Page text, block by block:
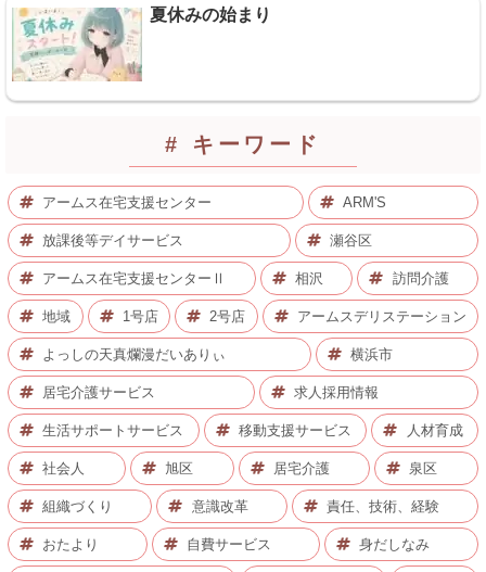
夏休みの始まり
# キーワード
アームス在宅支援センター ARM'S
放課後等デイサービス 瀬谷区
アームス在宅支援センターⅡ 相沢 訪問介護
地域 1号店 2号店 アームスデリステーション
よっしの天真爛漫だいありぃ 横浜市
居宅介護サービス 求人採用情報
生活サポートサービス 移動支援サービス 人材育成
社会人 旭区 居宅介護 泉区
組織づくり 意識改革 責任、技術、経験
おたより 自費サービス 身だしなみ